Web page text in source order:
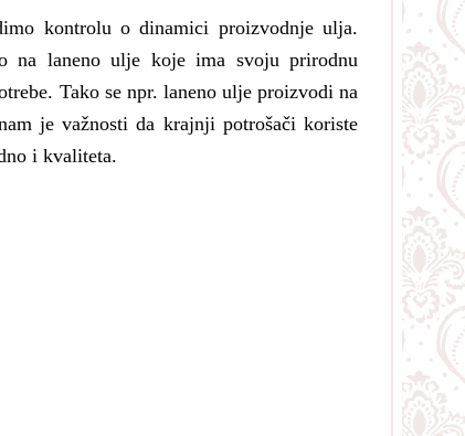
kontrolu o dinamici proizvodnje ulja.
na laneno ulje koje ima svoju prirodnu
Tako se npr. laneno ulje proizvodi na
je važnosti da krajnji potrošači koriste
i kvaliteta.